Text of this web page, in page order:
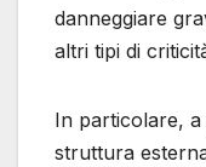
danneggiare
altri tipi di
In particolare,
struttura